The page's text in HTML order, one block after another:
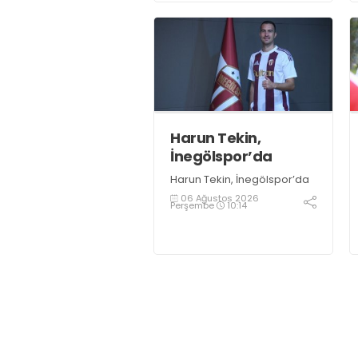
bulundu. Genç oyuncuların
gelişimine dikkat çeken
İshakoğlu, hedeflerinin
sadece sonuç almak değil,
Türk futboluna örnek
sporcular kazandırmak
olduğunu söyledi
Harun Tekin,
İnegölspor’da
Harun Tekin, İnegölspor’da
06 Ağustos 2026
Perşembe 10:14